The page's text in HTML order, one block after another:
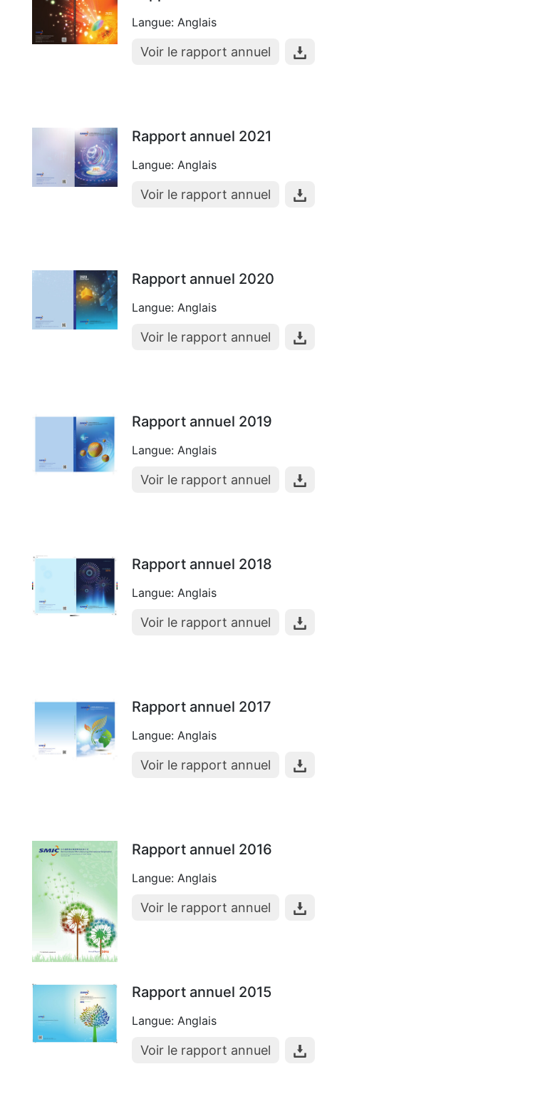
Langue: Anglais
Voir le rapport annuel
Rapport annuel 2021
Langue: Anglais
Voir le rapport annuel
Rapport annuel 2020
Langue: Anglais
Voir le rapport annuel
Rapport annuel 2019
Langue: Anglais
Voir le rapport annuel
Rapport annuel 2018
Langue: Anglais
Voir le rapport annuel
Rapport annuel 2017
Langue: Anglais
Voir le rapport annuel
Rapport annuel 2016
Langue: Anglais
Voir le rapport annuel
Rapport annuel 2015
Langue: Anglais
Voir le rapport annuel